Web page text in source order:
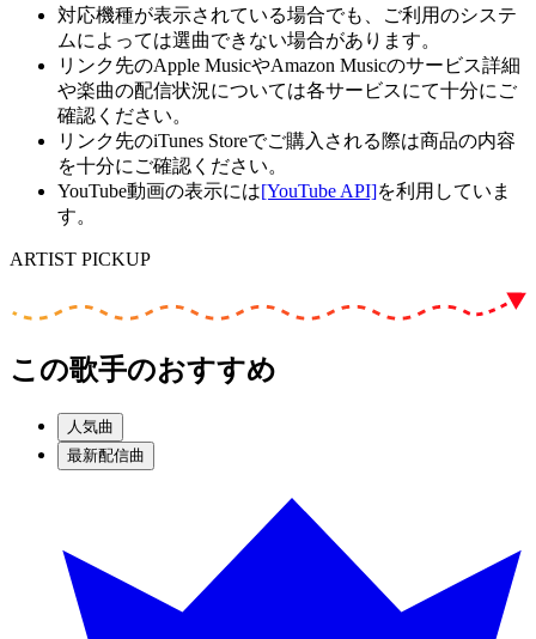
対応機種が表示されている場合でも、ご利用のシステ
ムによっては選曲できない場合があります。
リンク先のApple MusicやAmazon Musicのサービス詳細
や楽曲の配信状況については各サービスにて十分にご
確認ください。
リンク先のiTunes Storeでご購入される際は商品の内容
を十分にご確認ください。
YouTube動画の表示には[YouTube API]を利用していま
す。
ARTIST PICKUP
この歌手のおすすめ
人気曲
最新配信曲